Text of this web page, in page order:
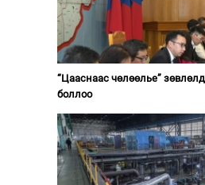
“Цааснаас чөлөөлье”
боллоо